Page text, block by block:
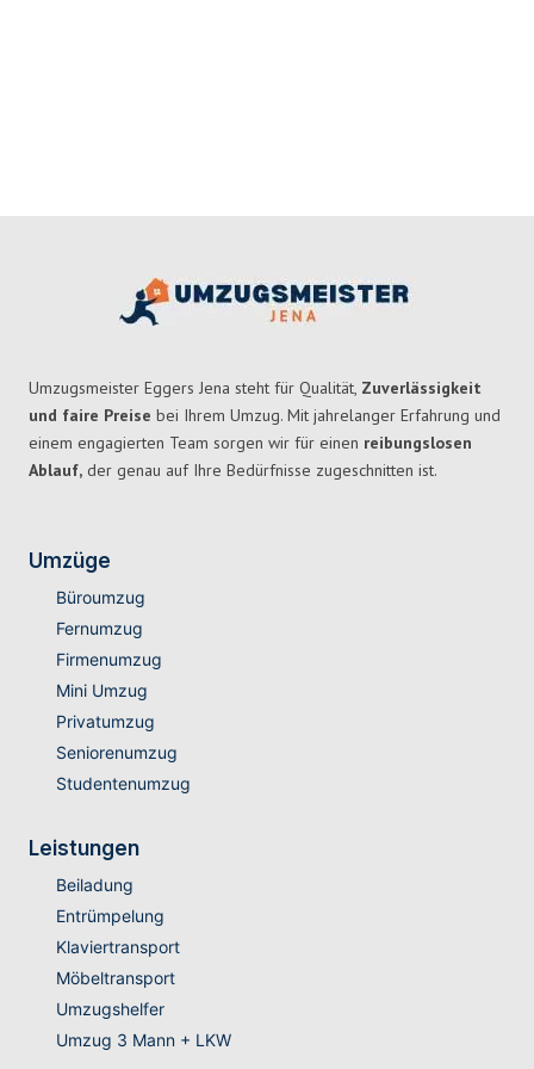
Umzugsmeister Eggers Jena steht für Qualität, Zuverlässigkeit
und faire Preise bei Ihrem Umzug. Mit jahrelanger Erfahrung und
einem engagierten Team sorgen wir für einen reibungslosen
Ablauf, der genau auf Ihre Bedürfnisse zugeschnitten ist.
Umzüge
Büroumzug
Fernumzug
Firmenumzug
Mini Umzug
Privatumzug
Seniorenumzug
Studentenumzug
Leistungen
Beiladung
Entrümpelung
Klaviertransport
Möbeltransport
Umzugshelfer
Umzug 3 Mann + LKW